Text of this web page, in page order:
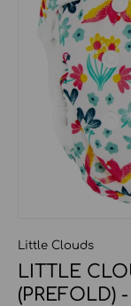
Little Clouds
LITTLE
(PREFOLD)